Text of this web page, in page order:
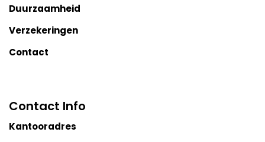
Duurzaamheid
Verzekeringen
Contact
Contact Info
Kantooradres